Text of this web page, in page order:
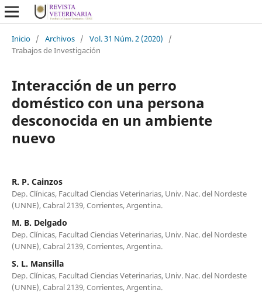
Inicio / Archivos / Vol. 31 Núm. 2 (2020)
/
Trabajos de Investigación
Interacción de un perro
doméstico con una persona
desconocida en un ambiente
nuevo
R. P. Cainzos
Dep. Clínicas, Facultad Ciencias Veterinarias, Univ. Nac. del Nordeste
(UNNE), Cabral 2139, Corrientes, Argentina.
M. B. Delgado
Dep. Clínicas, Facultad Ciencias Veterinarias, Univ. Nac. del Nordeste
(UNNE), Cabral 2139, Corrientes, Argentina.
S. L. Mansilla
Dep. Clínicas, Facultad Ciencias Veterinarias, Univ. Nac. del Nordeste
(UNNE), Cabral 2139, Corrientes, Argentina.